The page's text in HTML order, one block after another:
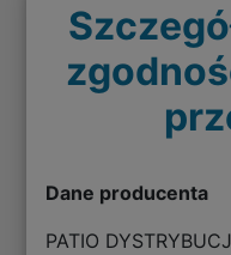
Dane producenta
PATIO